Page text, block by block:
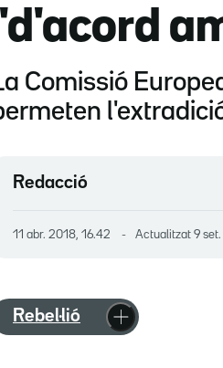
Comissió
Redacció
11 abr. 2018, 16.42 Actualitzat 9
Rebel·lió